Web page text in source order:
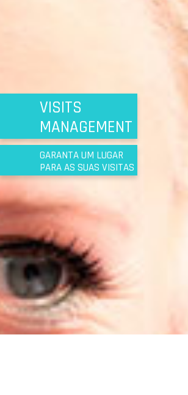
VISITS
MANAGEMENT
GARANTA UM LUGAR
PARA AS SUAS VISITAS